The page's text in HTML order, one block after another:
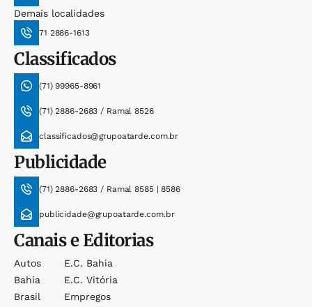
Demais localidades
71 2886-1613
Classificados
(71) 99965-8961
(71) 2886-2683 / Ramal 8526
classificados@grupoatarde.com.br
Publicidade
(71) 2886-2683 / Ramal 8585 | 8586
publicidade@grupoatarde.com.br
Canais e Editorias
Autos
Bahia
Brasil
E.c. Bahia
E.c. Vitória
Empregos